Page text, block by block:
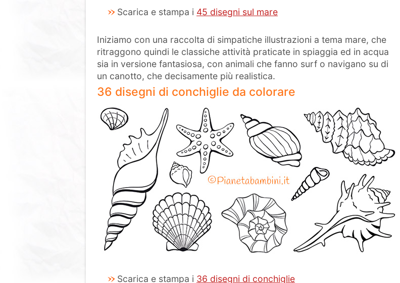
Scarica e stampa i 45 disegni sul mare
Iniziamo con una raccolta di simpatiche illustrazioni a tema mare, che
ritraggono quindi le classiche attività praticate in spiaggia ed in acqua
sia in versione fantasiosa, con animali che fanno surf o navigano su di
un canotto, che decisamente più realistica.
36 disegni di conchiglie da colorare
Scarica e stampa i 36 disegni di conchiglie